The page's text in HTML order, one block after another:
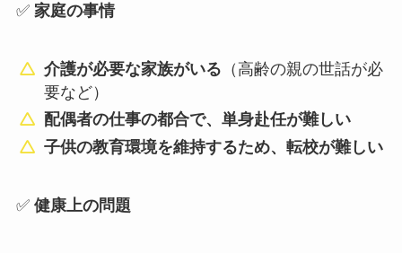
✅ 家庭の事情
介護が必要な家族がいる （高齢の親の世話が必
要など）
配偶者の仕事の都合で、単身赴任が難しい
子供の教育環境を維持するため、転校が難しい
✅ 健康上の問題